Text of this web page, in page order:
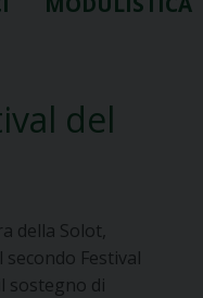
del
della Solot,
Festival
sostegno di